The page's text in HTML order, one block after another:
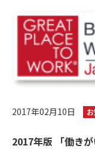
2017年02月10日
2017年版 「働き